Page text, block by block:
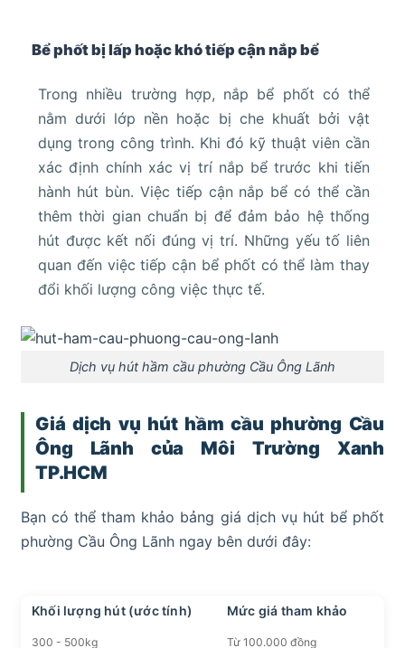
Bể phốt bị lấp hoặc khó tiếp cận nắp bể
Trong nhiều trường hợp, nắp bể phốt có thể
nằm dưới lớp nền hoặc bị che khuất bởi vật
dụng trong công trình. Khi đó kỹ thuật viên cần
xác định chính xác vị trí nắp bể trước khi tiến
hành hút bùn. Việc tiếp cận nắp bể có thể cần
thêm thời gian chuẩn bị để đảm bảo hệ thống
hút được kết nối đúng vị trí. Những yếu tố liên
quan đến việc tiếp cận bể phốt có thể làm thay
đổi khối lượng công việc thực tế.
Dịch vụ hút hầm cầu phường Cầu Ông Lãnh
Giá dịch vụ hút hầm cầu phường Cầu
Ông Lãnh của Môi Trường Xanh
TP.HCM
Bạn có thể tham khảo bảng giá dịch vụ hút bể phốt
phường Cầu Ông Lãnh ngay bên dưới đây:
Khối lượng hút (ước tính) Mức giá tham khảo
300 - 500kg Từ 100.000 đồng